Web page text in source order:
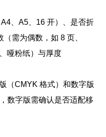
、A5、16 开）、是否折
需为偶数，如 8 页、
哑粉纸）与厚度
（CMYK 格式）和数字版
数字版需确认是否适配移